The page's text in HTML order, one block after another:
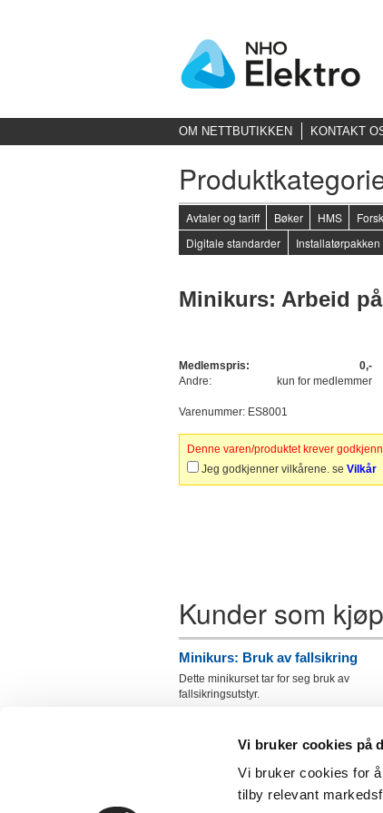
Vi bruker cookies på
Vi bruker cookies for
tilby relevant
OM NETTBUTIKKEN KONTAKT
Avtaler og tariff Bøker HMS
Digitale standarder
Installatørpakken
Minikurs: Arbeid
Medlemspris:
0,-
Andre:
kun for medlemmer
Varenummer: ES8001
Denne varen/produktet krever
Jeg godkjenner vilkårene. se Vilkår
Kunder som
Minikurs: Bruk av fallsikring
Dette minikurset tar for seg bruk av
fallsikringsutstyr.
Dette minikurset tar for seg faremomenter
forbundet med tunge løft og tiltak for å
forhindre skalder